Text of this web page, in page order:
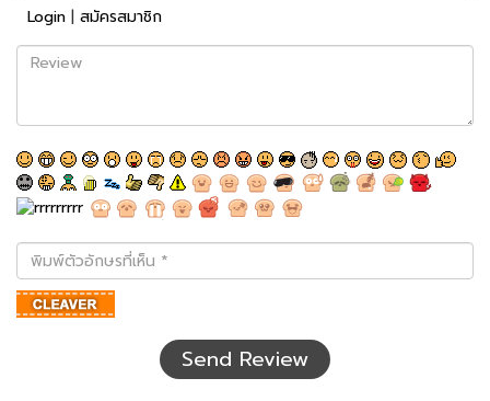
Login | สมัครสมาชิก
Review
พิมพ์
ตัว
อักษร
ที่
Send Review